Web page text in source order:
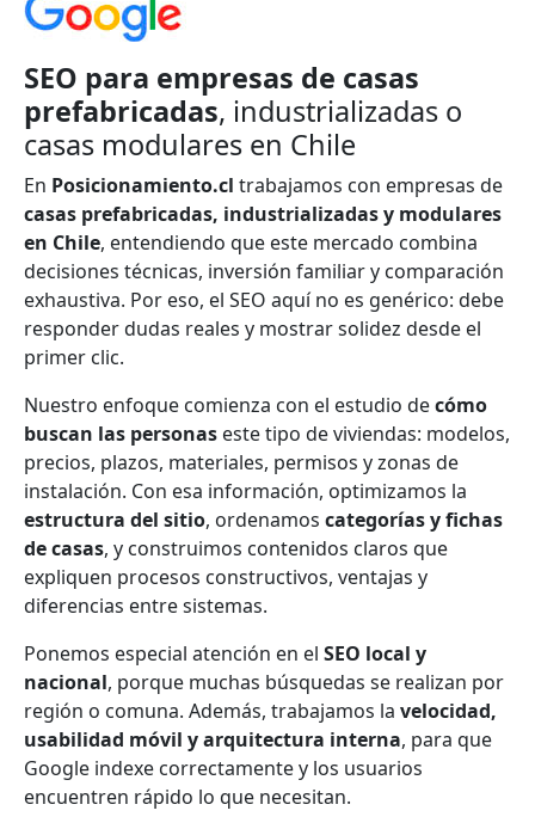
SEO para empresas de casas
prefabricadas, industrializadas o
casas modulares en Chile
En Posicionamiento.cl trabajamos con empresas de
casas prefabricadas, industrializadas y modulares
en Chile, entendiendo que este mercado combina
decisiones técnicas, inversión familiar y comparación
exhaustiva. Por eso, el SEO aquí no es genérico: debe
responder dudas reales y mostrar solidez desde el
primer clic.
Nuestro enfoque comienza con el estudio decómo
buscan las personas este tipo de viviendas: modelos,
precios, plazos, materiales, permisos y zonas de
instalación. Con esa información, optimizamos la
estructura del sitio, ordenamos categorías y fichas
de casas, y construimos contenidos claros que
expliquen procesos constructivos, ventajas y
diferencias entre sistemas.
Ponemos especial atención en el SEO local y
nacional, porque muchas búsquedas se realizan por
región o comuna. Además, trabajamos la velocidad,
usabilidad móvil y arquitectura interna, para que
Google indexe correctamente y los usuarios
encuentren rápido lo que necesitan.